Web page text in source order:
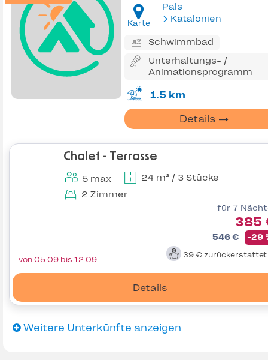
Karte
Pals
Katalonien
Schwimmbad
Unterhaltungs- /
Animationsprogramm
1.5 km
Details
Chalet - Terrasse
5 max
24 m² / 3 Stücke
2 Zimmer
für 7
385
546 € -29
39 € zurückerstattet
Details
von 05.09 bis 12.09
Weitere Unterkünfte anzeigen